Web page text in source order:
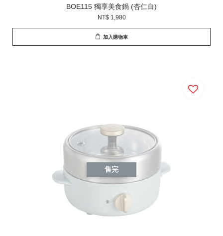
BOE115 獨享美食鍋 (杏仁白)
NT$ 1,980
加入購物車
售完